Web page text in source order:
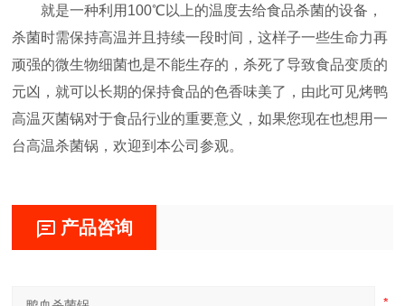
就是一种利用100℃以上的温度去给食品杀菌的设备，
杀菌时需保持高温并且持续一段时间，这样子一些生命力再
顽强的微生物细菌也是不能生存的，杀死了导致食品变质的
元凶，就可以长期的保持食品的色香味美了，由此可见烤鸭
高温灭菌锅对于食品行业的重要意义，如果您现在也想用一
台高温杀菌锅，欢迎到本公司参观。
产品咨询